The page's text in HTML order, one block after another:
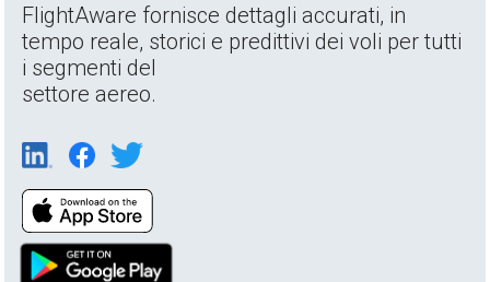
FlightAware fornisce dettagli accurati, in
tempo reale, storici e predittivi dei voli per tutti
i segmenti del
settore aereo.